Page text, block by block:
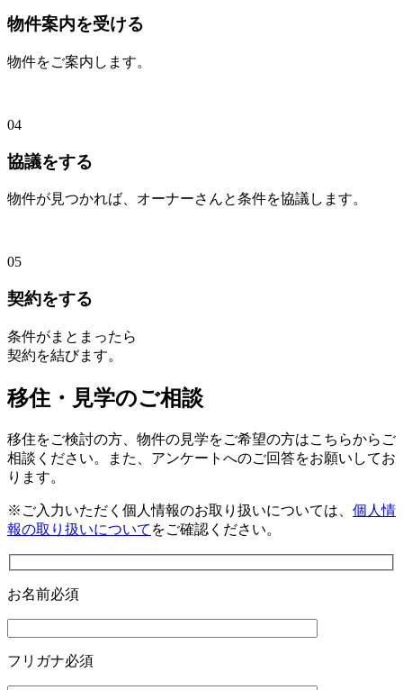
物件案内を受ける
物件をご案内します。
04
協議をする
物件が見つかれば、オーナーさんと条件を協議します。
05
契約をする
条件がまとまったら
契約を結びます。
移住・見学のご相談
移住をご検討の方、物件の見学をご希望の方はこちらからご
相談ください。
また、アンケートへのご回答をお願いしてお
ります。
※ご入力いただく個人情報のお取り扱いについては、 個人情
報の取り扱いについて をご確認ください。
お名前必須
フリガナ必須